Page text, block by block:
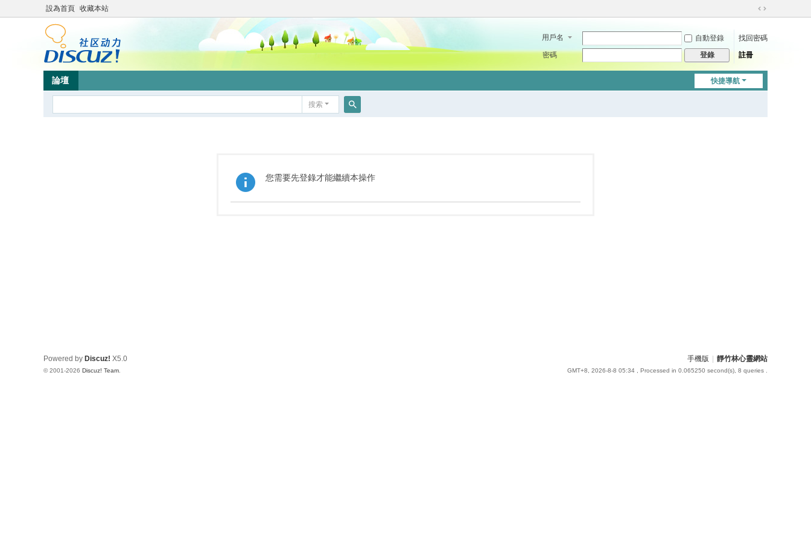
設為首頁 收藏本站
切
到
用戶名 自動登錄
找回密碼
密碼
登錄 註冊
快捷導航
論壇
搜索
您需要先登錄才能繼續本操作
手機版 靜竹林心靈網站
GMT+8, 2026-8-8 05:34 , Processed in 0.065250 second(s), 8 queries .
Powered by Discuz! X5.0
© 2001-2026 Discuz! Team